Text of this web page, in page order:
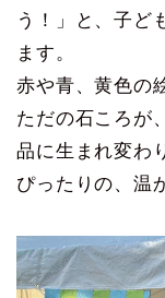
う！」と、子ど
ます。
赤や青、黄色の
ただの石ころが
品に生まれ変わ
ぴったりの、温